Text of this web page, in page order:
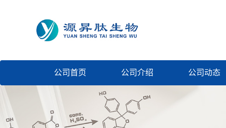
公司首页 公司介绍 公司动态